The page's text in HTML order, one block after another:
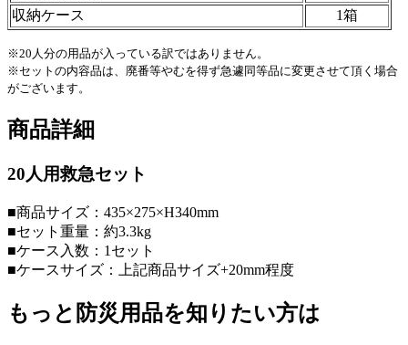
収納ケース
1箱
※20人分の用品が入っている訳ではありません。
※セットの内容品は、廃番等やむを得ず急遽同等品に変更させて頂く場合
がございます。
商品詳細
20人用救急セット
■商品サイズ：435×275×H340mm
■セット重量：約3.3kg
■ケース入数：1セット
■ケースサイズ：上記商品サイズ+20mm程度
もっと防災用品を知りたい方は